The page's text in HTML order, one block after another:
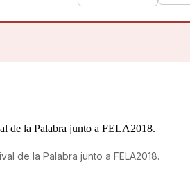
de la Palabra junto a FELA2018.